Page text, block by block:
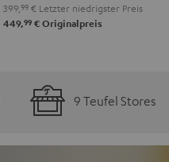
Set"
Schwarz
Set"
Weiß
399, 99 € Letzter niedrigster Preis
449,99 € Originalpreis
9 Teufel Stores